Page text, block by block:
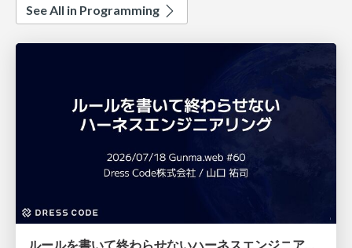
See All in Programming